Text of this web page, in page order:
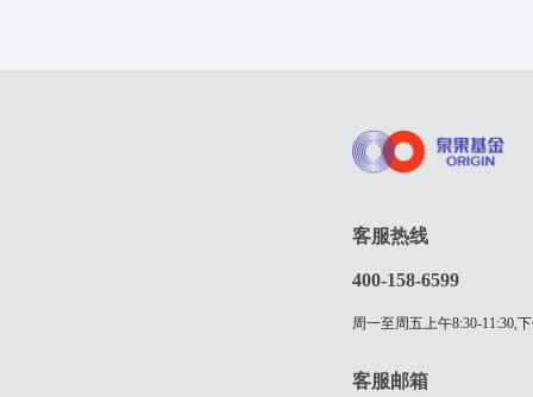
客服热线
400-158-6599
周一至周五上午8:30-11:30,
客服邮箱